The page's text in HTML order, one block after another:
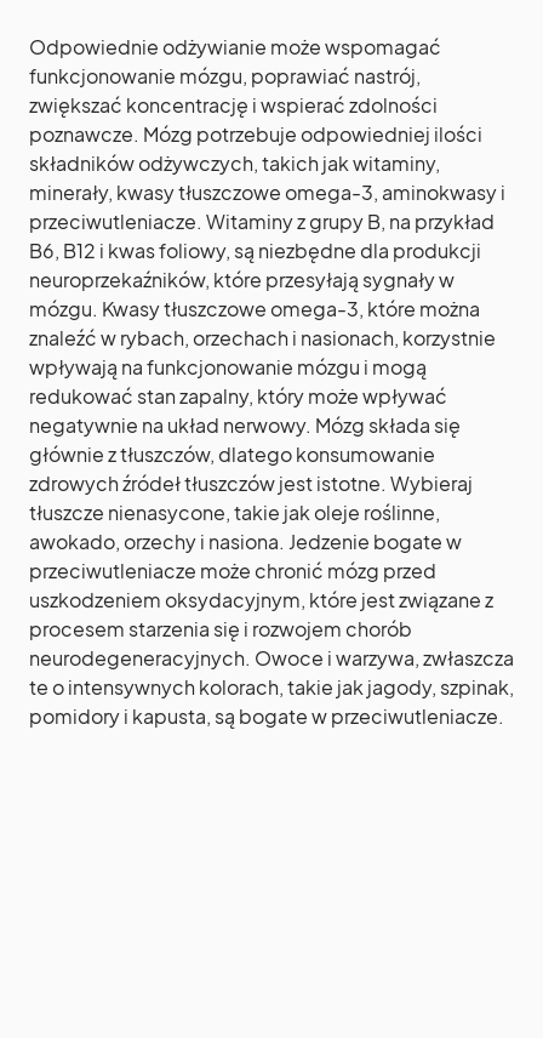
Odpowiednie odżywianie może wspomagać
funkcjonowanie mózgu, poprawiać nastrój,
zwiększać koncentrację i wspierać zdolności
poznawcze. Mózg potrzebuje odpowiedniej ilości
składników odżywczych, takich jak witaminy,
minerały, kwasy tłuszczowe omega-3, aminokwasy i
przeciwutleniacze. Witaminy z grupy B, na przykład
B6, B12 i kwas foliowy, są niezbędne dla produkcji
neuroprzekaźników, które przesyłają sygnały w
mózgu. Kwasy tłuszczowe omega-3, które można
znaleźć w rybach, orzechach i nasionach, korzystnie
wpływają na funkcjonowanie mózgu i mogą
redukować stan zapalny, który może wpływać
negatywnie na układ nerwowy. Mózg składa się
głównie z tłuszczów, dlatego konsumowanie
zdrowych źródeł tłuszczów jest istotne. Wybieraj
tłuszcze nienasycone, takie jak oleje roślinne,
awokado, orzechy i nasiona. Jedzenie bogate w
przeciwutleniacze może chronić mózg przed
uszkodzeniem oksydacyjnym, które jest związane z
procesem starzenia się i rozwojem chorób
neurodegeneracyjnych. Owoce i warzywa, zwłaszcza
te o intensywnych kolorach, takie jak jagody, szpinak,
pomidory i kapusta, są bogate w przeciwutleniacze.